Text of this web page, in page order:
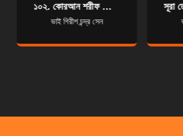
১০২. কোরআন শরীফ বাংলা অনুবাদ - সূরা তাকাসুর
ভাই গিরীশ চন্দ্র সেন